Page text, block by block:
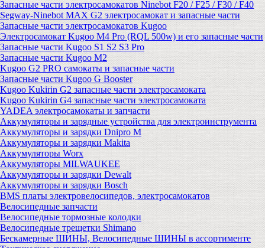
Запасные части электросамокатов Ninebot F20 / F25 / F30 / F40
Segway-Ninebot MAX G2 электросамокат и запасные части
Запасные части электросамокатов Kugoo
Электросамокат Kugoo M4 Pro (RQL 500w) и его запасные части
Запасные части Kugoo S1 S2 S3 Pro
Запасные части Kugoo M2
Kugoo G2 PRO самокаты и запасные части
Запасные части Kugoo G Booster
Kugoo Kukirin G2 запасные части электросамоката
Kugoo Kukirin G4 запасные части электросамоката
YADEA электросамокаты и запчасти
Аккумуляторы и зарядные устройства для электроинструмента
Аккумуляторы и зарядки Dnipro M
Аккумуляторы и зарядки Makita
Аккумуляторы Worx
Аккумуляторы MILWAUKEE
Аккумуляторы и зарядки Dewalt
Аккумуляторы и зарядки Bosch
BMS платы электровелосипедов, электросамокатов
Велосипедные запчасти
Велосипедные тормозные колодки
Велосипедные трещетки Shimano
Бескамерные ШИНЫ, Велосипедные ШИНЫ в ассортименте